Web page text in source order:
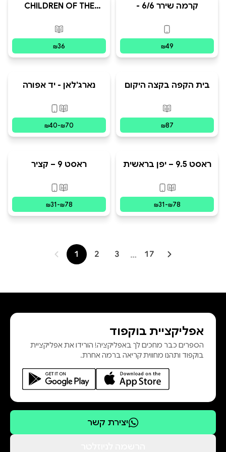
קרמה שירר 6/6 -
וענבלים
פורמטים זמינים
₪49
CHILDREN OF THE
פורמטים זמינים
₪36
בית הקפה בקצה היקום
פורמטים זמינים
₪87
נארג'לאן - יד אפורה
פורמטים זמינים
₪40-₪70
ראסט 9.5 – יפן בראשית
פורמטים זמינים מודפס, דיגיטלי
₪31-₪78
ראסט 9 – קציר
פורמטים זמינים
₪31-₪78
1 2 3 … 17
אפליקציית בוקפוד
הספרים כבר מחכים לך באפליקציה! הורידו את אפליקציית
בוקפוד ותהנו מחווית קריאה ברמה אחרת.
יצירת קשר